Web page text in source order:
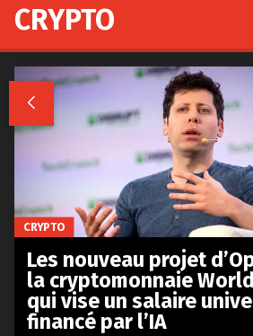
CRYPTO

CRYPTO
Les nouveau projet
la cryptomonnaie
qui vise un salaire
financé par l’IA